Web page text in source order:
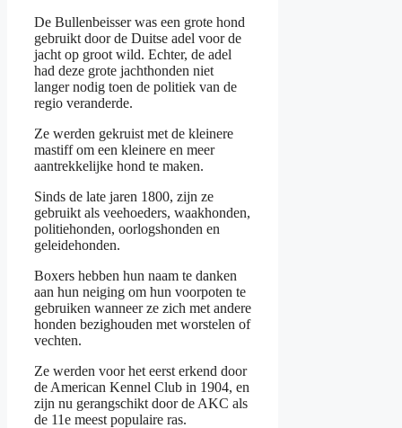
De Bullenbeisser was een grote hond
gebruikt door de Duitse adel voor de
jacht op groot wild. Echter, de adel
had deze grote jachthonden niet
langer nodig toen de politiek van de
regio veranderde.
Ze werden gekruist met de kleinere
mastiff om een kleinere en meer
aantrekkelijke hond te maken.
Sinds de late jaren 1800, zijn ze
gebruikt als veehoeders, waakhonden,
politiehonden, oorlogshonden en
geleidehonden.
Boxers hebben hun naam te danken
aan hun neiging om hun voorpoten te
gebruiken wanneer ze zich met andere
honden bezighouden met worstelen of
vechten.
Ze werden voor het eerst erkend door
de American Kennel Club in 1904, en
zijn nu gerangschikt door de AKC als
de 11e meest populaire ras.